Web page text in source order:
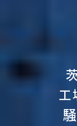
工